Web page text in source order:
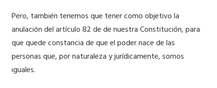
Pero, también tenemos que tener como objetivo la
anulación del artículo 82 de de nuestra Constitución, para
que quede constancia de que el poder nace de las
personas que, por naturaleza y jurídicamente, somos
iguales.